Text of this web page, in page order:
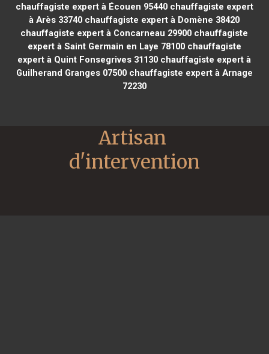
chauffagiste expert à Écouen 95440chauffagiste expert
à Arès 33740 chauffagiste expert à Domène 38420
chauffagiste expert à Concarneau 29900 chauffagiste
expert à Saint Germain en Laye 78100chauffagiste
expert à Quint Fonsegrives 31130 chauffagiste expert à
Guilherand Granges 07500chauffagiste expert à Arnage
72230
Artisan
d'intervention